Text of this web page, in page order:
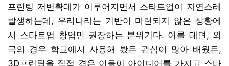
프린팅 저변확대가 이루어지면서 스타트업이 자연스레
발생하는데, 우리나라는 기반이 마련되지 않은 상황에
서 스타트업 창업만 권장하는 분위기다. 이를 테면, 외
국의 경우 학교에서 사용해 봤든 관심이 많아 배웠든,
3D프린팅을 직접 겪은 이들이 아이디어를 가지고 스타